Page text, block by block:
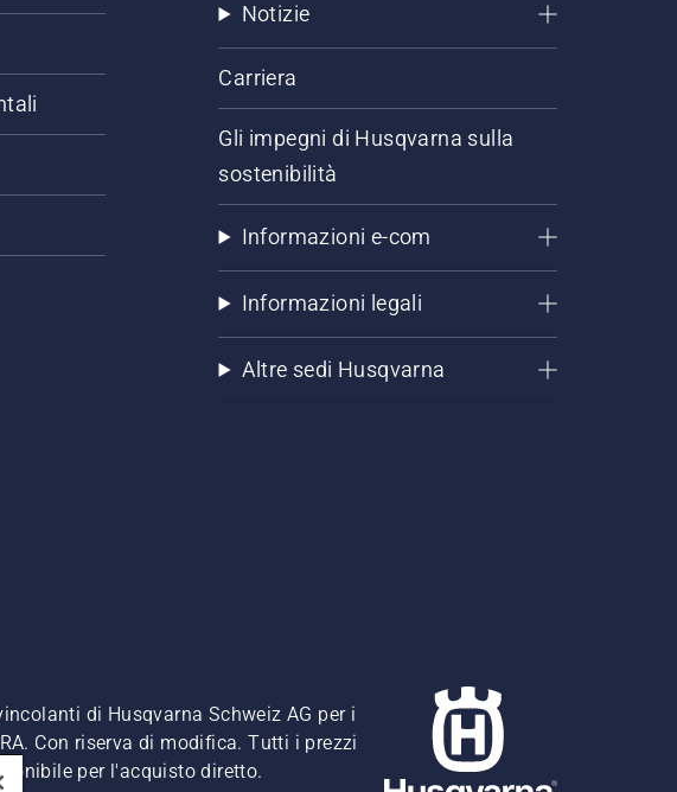
Notizie
Carriera
Gli impegni di Husqvarna sulla
sostenibilità
Informazioni e-com
Informazioni legali
Altre sedi Husqvarna
di Husqvarna Schweiz AG per i
Con riserva di modifica. Tutti i prezzi
per l'acquisto diretto.